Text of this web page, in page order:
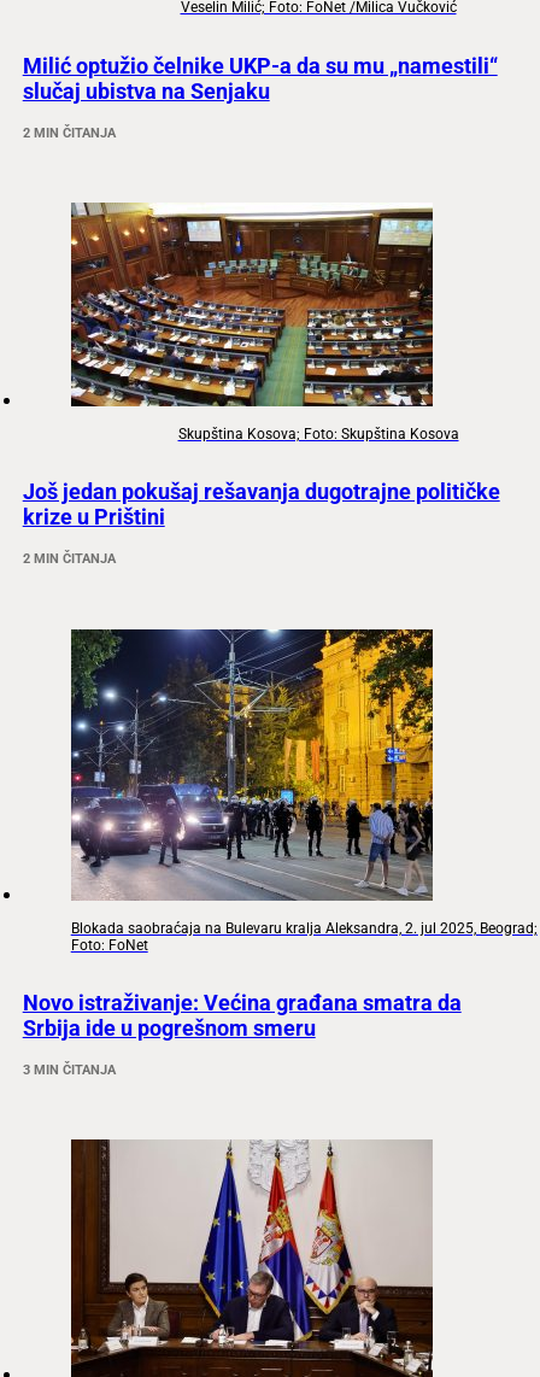
Veselin Milić; Foto: FoNet /Milica Vučković
Milić optužio čelnike UKP-a da su mu „namestili“
slučaj ubistva na Senjaku
2 MIN ČITANJA
Skupština Kosova; Foto: Skupština Kosova
Još jedan pokušaj rešavanja dugotrajne političke
krize u Prištini
2 MIN ČITANJA
Blokada saobraćaja na Bulevaru kralja Aleksandra, 2. jul 2025, Beograd;
Foto: FoNet
Novo istraživanje: Većina građana smatra da
Srbija ide u pogrešnom smeru
3 MIN ČITANJA